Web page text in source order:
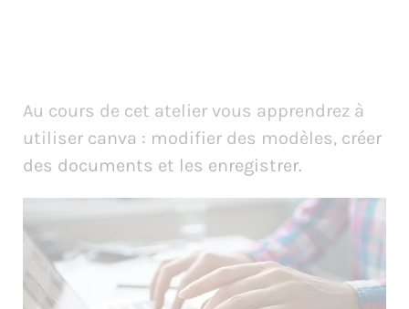
Au cours de cet atelier vous apprendrez à
utiliser canva : modifier des modèles, créer
des documents et les enregistrer.